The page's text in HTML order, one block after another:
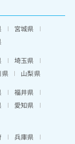
宮城県
埼玉県
県
山梨県
福井県
愛知県
兵庫県